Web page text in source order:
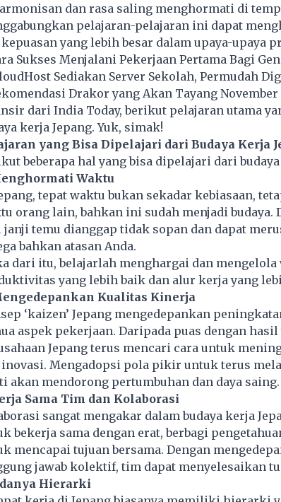
dan rasa saling menghormati di
pelajaran-pelajaran ini dapat
kepuasan yang lebih besar dalam upaya-upaya
Sukses Menjalani Pekerjaan Pertama Bagi
Sediakan Server Sekolah, Permudah
Drakor yang Akan Tayang November
dari India Today, berikut pelajaran utama
kerjaJepang. Yuk, simak!
yang Bisa Dipelajari dari Budaya Kerja
beberapa hal yang bisa dipelajari dari budaya
Waktu
tepat waktu bukan sekadar kebiasaan,
orang lain, bahkan ini sudah menjadi budaya.
janji temu dianggap tidak sopan dan dapat
bahkan atasan Anda.
dari itu, belajarlah menghargai dan mengelola
yang lebih baik dan alur kerja yang
Kualitas Kinerja
‘kaizen’ Jepang mengedepankan
aspek pekerjaan. Daripada puas dengan hasil
Jepang terus mencari cara untuk
inovasi. Mengadopsi pola pikir untuk terus
akan mendorong pertumbuhan dan daya saing.
Sama Tim dan Kolaborasi
sangat mengakar dalam budaya kerja
bekerja sama dengan erat, berbagi
mencapai tujuan bersama. Dengan
jawab kolektif, tim dapat menyelesaikan
Hierarki